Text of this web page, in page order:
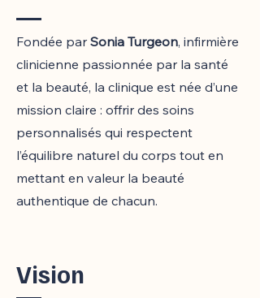
Fondée par Sonia Turgeon, infirmière
clinicienne passionnée par la santé
et la beauté, la clinique est née d’une
mission claire : offrir des soins
personnalisés qui respectent
l’équilibre naturel du corps tout en
mettant en valeur la beauté
authentique de chacun.
Vision